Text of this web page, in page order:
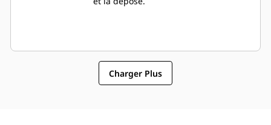
Charger Plus